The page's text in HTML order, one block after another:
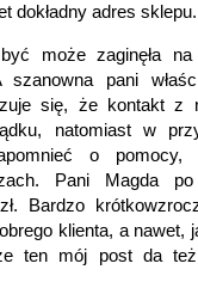
dokładny adres sklepu.
może zaginęła
szanowna pani
się, że kontakt z
natomiast w
o
Pani Magda po
Bardzo
klienta, a nawet,
ten mój post da